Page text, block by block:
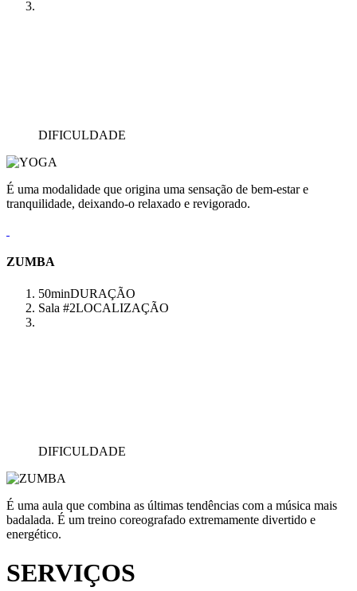
DIFICULDADE
É uma modalidade que origina uma sensação de bem-estar e
tranquilidade, deixando-o relaxado e revigorado.
ZUMBA
50minDURAÇÃO
Sala #2LOCALIZAÇÃO
DIFICULDADE
É uma aula que combina as últimas tendências com a música mais
badalada. É um treino coreografado extremamente divertido e
energético.
SERVIÇOS